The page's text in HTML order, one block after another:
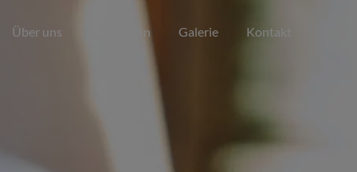
Über uns Leistungen Galerie Kontakt